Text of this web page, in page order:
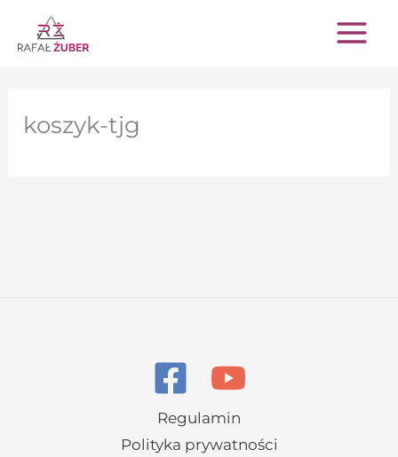
Przejdź
do
koszyk-tjg
Regulamin
Polityka prywatności